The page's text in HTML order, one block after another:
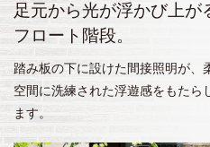
足元から光が浮かび上が
フロート階段。
踏み板の下に設けた間接照明が、
空間に洗練された浮遊感をもたら
ます。